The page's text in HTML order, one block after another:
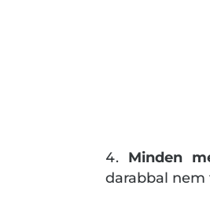
Minden
darabbal nem